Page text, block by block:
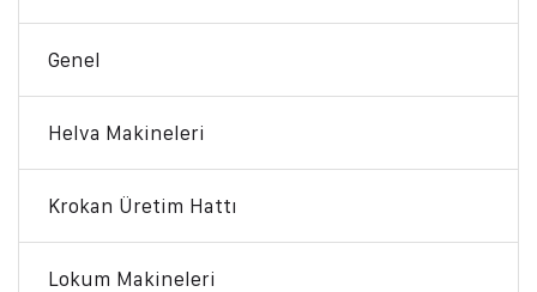
Genel
Helva Makineleri
Krokan Üretim Hattı
Lokum Makineleri